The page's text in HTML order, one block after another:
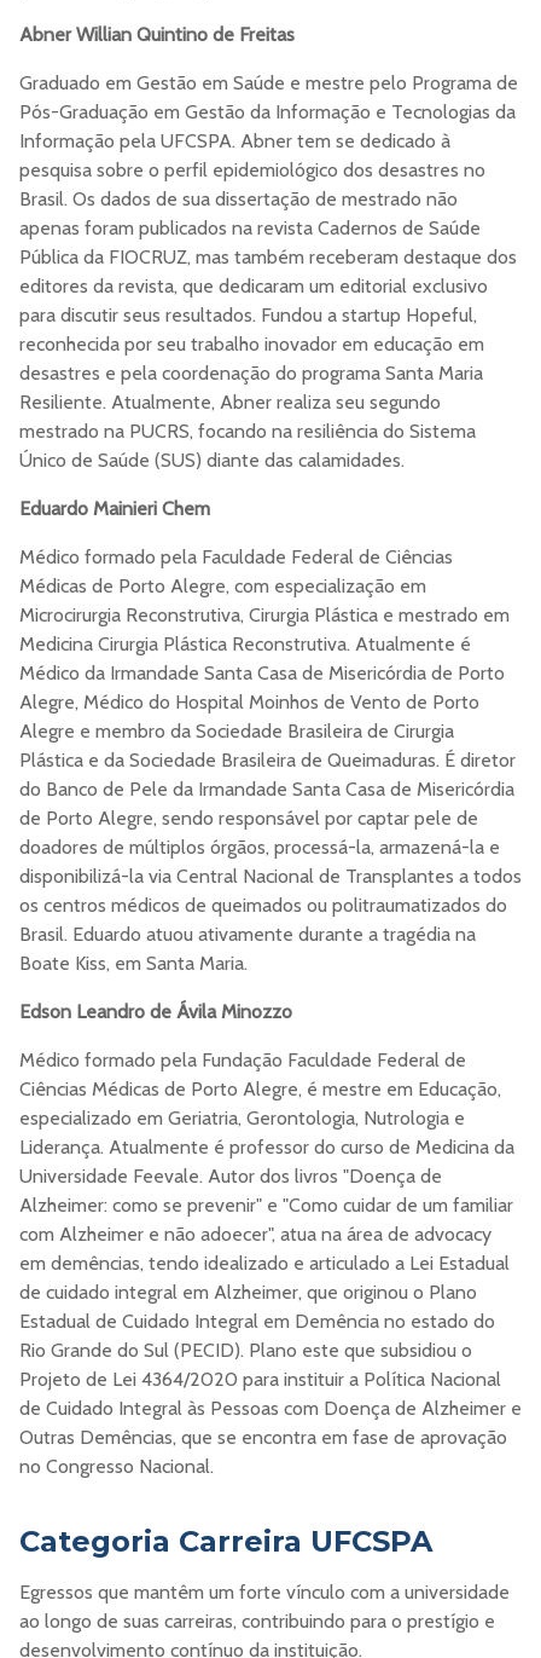
Abner Willian Quintino de Freitas
Graduado em Gestão em Saúde e mestre pelo Programa de
Pós-Graduação em Gestão da Informação e Tecnologias da
Informação pela UFCSPA. Abner tem se dedicado à
pesquisa sobre o perfil epidemiológico dos desastres no
Brasil. Os dados de sua dissertação de mestrado não
apenas foram publicados na revista Cadernos de Saúde
Pública da FIOCRUZ, mas também receberam destaque dos
editores da revista, que dedicaram um editorial exclusivo
para discutir seus resultados. Fundou a startup Hopeful,
reconhecida por seu trabalho inovador em educação em
desastres e pela coordenação do programa Santa Maria
Resiliente. Atualmente, Abner realiza seu segundo
mestrado na PUCRS, focando na resiliência do Sistema
Único de Saúde (SUS) diante das calamidades.
Eduardo Mainieri Chem
Médico formado pela Faculdade Federal de Ciências
Médicas de Porto Alegre, com especialização em
Microcirurgia Reconstrutiva, Cirurgia Plástica e mestrado em
Medicina Cirurgia Plástica Reconstrutiva. Atualmente é
Médico da Irmandade Santa Casa de Misericórdia de Porto
Alegre, Médico do Hospital Moinhos de Vento de Porto
Alegre e membro da Sociedade Brasileira de Cirurgia
Plástica e da Sociedade Brasileira de Queimaduras. É diretor
do Banco de Pele da Irmandade Santa Casa de Misericórdia
de Porto Alegre, sendo responsável por captar pele de
doadores de múltiplos órgãos, processá-la, armazená-la e
disponibilizá-la via Central Nacional de Transplantes a todos
os centros médicos de queimados ou politraumatizados do
Brasil. Eduardo atuou ativamente durante a tragédia na
Boate Kiss, em Santa Maria.
Edson Leandro de Ávila Minozzo
Médico formado pela Fundação Faculdade Federal de
Ciências Médicas de Porto Alegre, é mestre em Educação,
especializado em Geriatria, Gerontologia, Nutrologia e
Liderança. Atualmente é professor do curso de Medicina da
Universidade Feevale. Autor dos livros "Doença de
Alzheimer: como se prevenir" e "Como cuidar de um familiar
com Alzheimer e não adoecer", atua na área de advocacy
em demências, tendo idealizado e articulado a Lei Estadual
de cuidado integral em Alzheimer, que originou o Plano
Estadual de Cuidado Integral em Demência no estado do
Rio Grande do Sul (PECID). Plano este que subsidiou o
Projeto de Lei 4364/2020 para instituir a Política Nacional
de Cuidado Integral às Pessoas com Doença de Alzheimer e
Outras Demências, que se encontra em fase de aprovação
no Congresso Nacional.
Categoria Carreira UFCSPA
Egressos que mantêm um forte vínculo com a universidade
ao longo de suas carreiras, contribuindo para o prestígio e
desenvolvimento contínuo da instituição.